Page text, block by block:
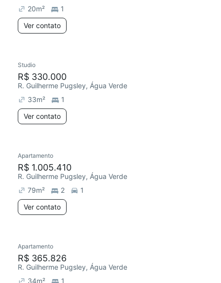
20m²
1
Ver contato
Studio
R$ 330.000
R. Guilherme Pugsley, Água Verde
33m²
1
Ver contato
Apartamento
R$ 1.005.410
R. Guilherme Pugsley, Água Verde
79m² 2
1
Ver contato
Apartamento
R$ 365.826
R. Guilherme Pugsley, Água Verde
34m² 1